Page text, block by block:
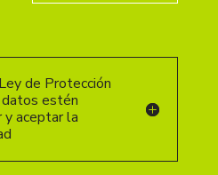
de Protección
estén
y aceptar la